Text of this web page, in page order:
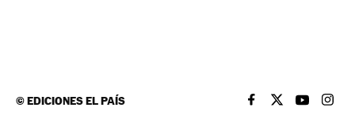
©EDICIONES EL PAÍS EL PAÍS BRASIL EN
EL PAÍSEL PAÍS
EL